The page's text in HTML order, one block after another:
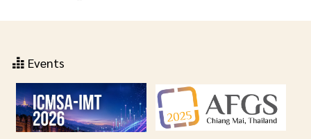
Events